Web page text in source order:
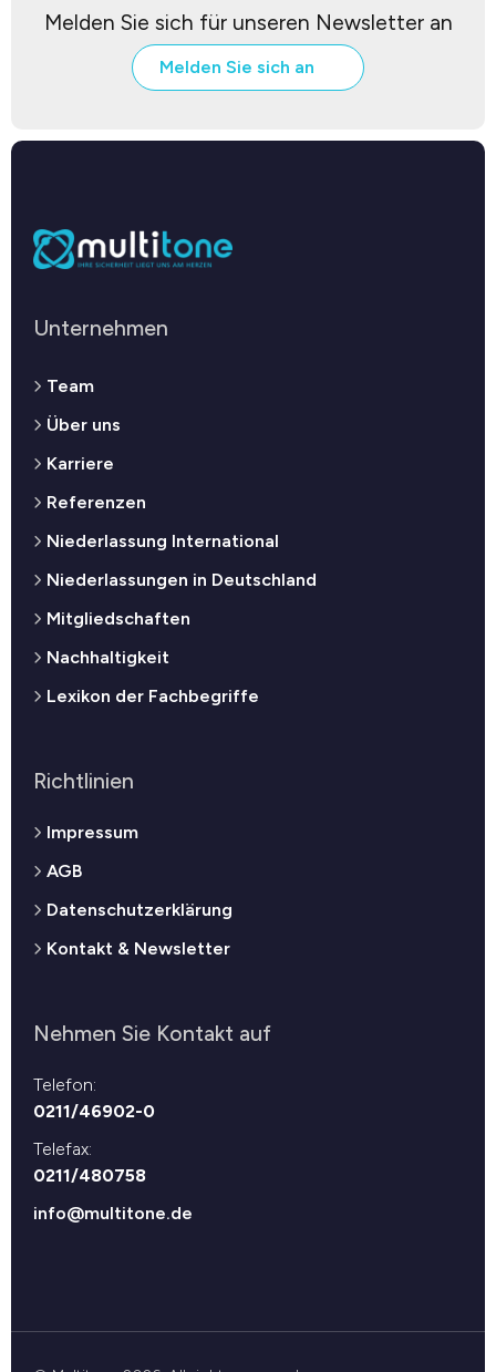
Melden Sie sich für unseren Newsletter an
Melden Sie sich an
Unternehmen
Team
Über uns
Karriere
Referenzen
Niederlassung International
Niederlassungen in Deutschland
Mitgliedschaften
Nachhaltigkeit
Lexikon der Fachbegriffe
Richtlinien
Impressum
AGB
Datenschutzerklärung
Kontakt & Newsletter
Nehmen Sie Kontakt auf
Telefon:
0211/46902-0
Telefax:
0211/480758
info@multitone.de